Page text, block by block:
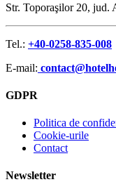
Str. Toporaşilor 20, jud.
Tel.: +40-0258-835-008
E-mail:
GDPR
Politica de
Cookie-urile
Contact
Newsletter